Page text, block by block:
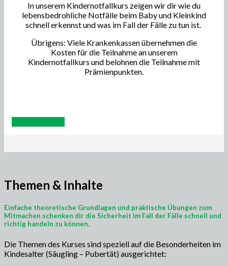
In unserem Kindernotfallkurs zeigen wir dir wie du
lebensbedrohliche Notfälle beim Baby und Kleinkind
schnell erkennst und was im Fall der Fälle zu tun ist.
Übrigens: Viele Krankenkassen übernehmen die
Kosten für die Teilnahme an unserem
Kindernotfallkurs und belohnen die Teilnahme mit
Prämienpunkten.
Themen & Inhalte
Einfache theoretische Grundlagen und praktische Übungen zum
Mitmachen schenken dir die Sicherheit im Fall der Fälle schnell und
richtig handeln zu können.
Die Themen des Kurses sind speziell auf die Besonderheiten im
Kindesalter (Säugling – Pubertät) ausgerichtet: